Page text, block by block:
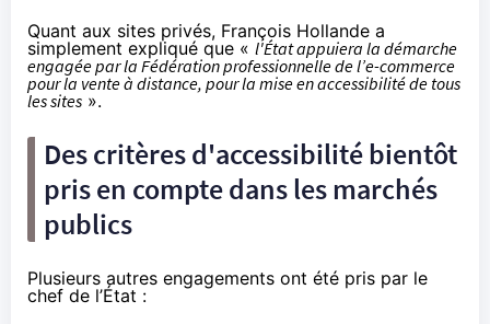
Quant aux sites privés, François Hollande a
simplement expliqué que « l'État appuiera la démarche
engagée par la Fédération professionnelle de l’e-commerce
pour la vente à distance, pour la mise en accessibilité de tous
les sites ».
Des critères d'accessibilité bientôt
pris en compte dans les marchés
publics
Plusieurs autres engagements ont été pris par le
chef de l’État :